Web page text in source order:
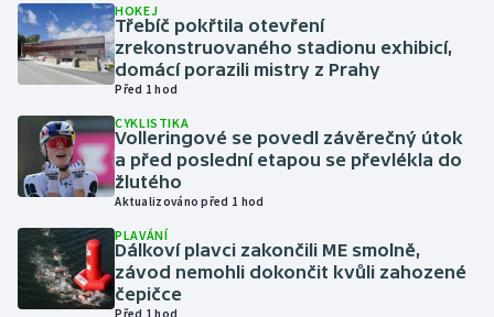
Házená
Jezdectví
Judo
Krasobruslení
Lezení
Lyže a snowboard
HOKEJ
Třebíč pokřtila otevření
zrekonstruovaného stadionu exhibicí,
domácí porazili mistry z Prahy
Před 1 hod
CYKLISTIKA
Volleringové se povedl závěrečný útok
a před poslední etapou se převlékla do
žlutého
Aktualizováno před 1 hod
PLAVÁNÍ
Dálkoví plavci zakončili ME smolně,
závod nemohli dokončit kvůli zahozené
čepičce
Před 1 hod